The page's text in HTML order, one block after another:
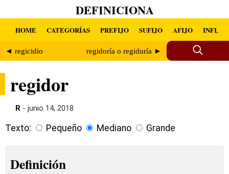
DEFINICIONA
HOME CATEGORÍAS PREFIJO SUFIJO AFIJO INFIJO
◄ regicidio regidoría o regiduría ►
regidor
R - junio 14, 2018
Texto: Pequeño Mediano Grande
Definición